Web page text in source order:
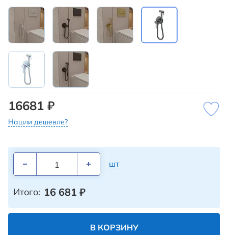
16681 ₽
Нашли дешевле?
шт
Итого: 16 681 ₽
В КОРЗИНУ